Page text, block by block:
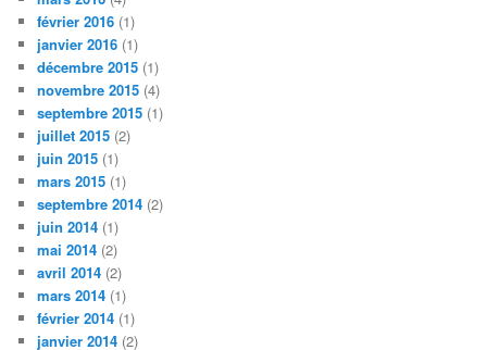
février 2016 (1)
janvier 2016 (1)
décembre 2015 (1)
novembre 2015 (4)
septembre 2015 (1)
juillet 2015 (2)
juin 2015 (1)
mars 2015 (1)
septembre 2014 (2)
juin 2014 (1)
mai 2014 (2)
avril 2014 (2)
mars 2014 (1)
février 2014 (1)
janvier 2014 (2)